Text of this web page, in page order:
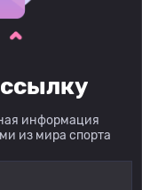
информация
из мира спорта